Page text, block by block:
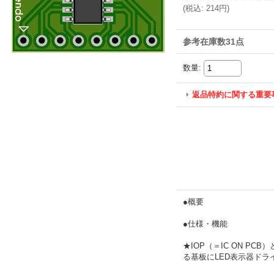
(税込: 214円)
参考在庫数31点
数量:
返品特約に関する重要
●概要
●仕様・機能
★IOP（＝IC ON PCB）
る基板にLED表示器ドラ